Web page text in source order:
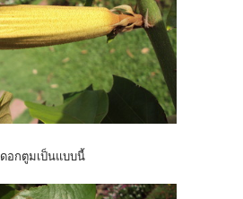
ดอกตูมเป็นแบบนี้